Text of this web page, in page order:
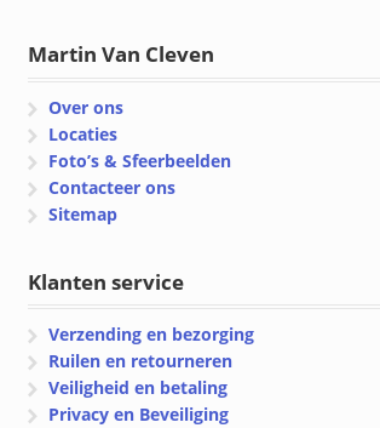
Martin Van Cleven
Over ons
Locaties
Foto’s & Sfeerbeelden
Contacteer ons
Sitemap
Klanten service
Verzending en bezorging
Ruilen en retourneren
Veiligheid en betaling
Privacy en Beveiliging